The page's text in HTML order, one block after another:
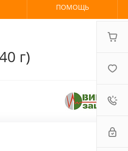
ул. Сутырина, 3 ТЦ
ПОМОЩЬ
г)